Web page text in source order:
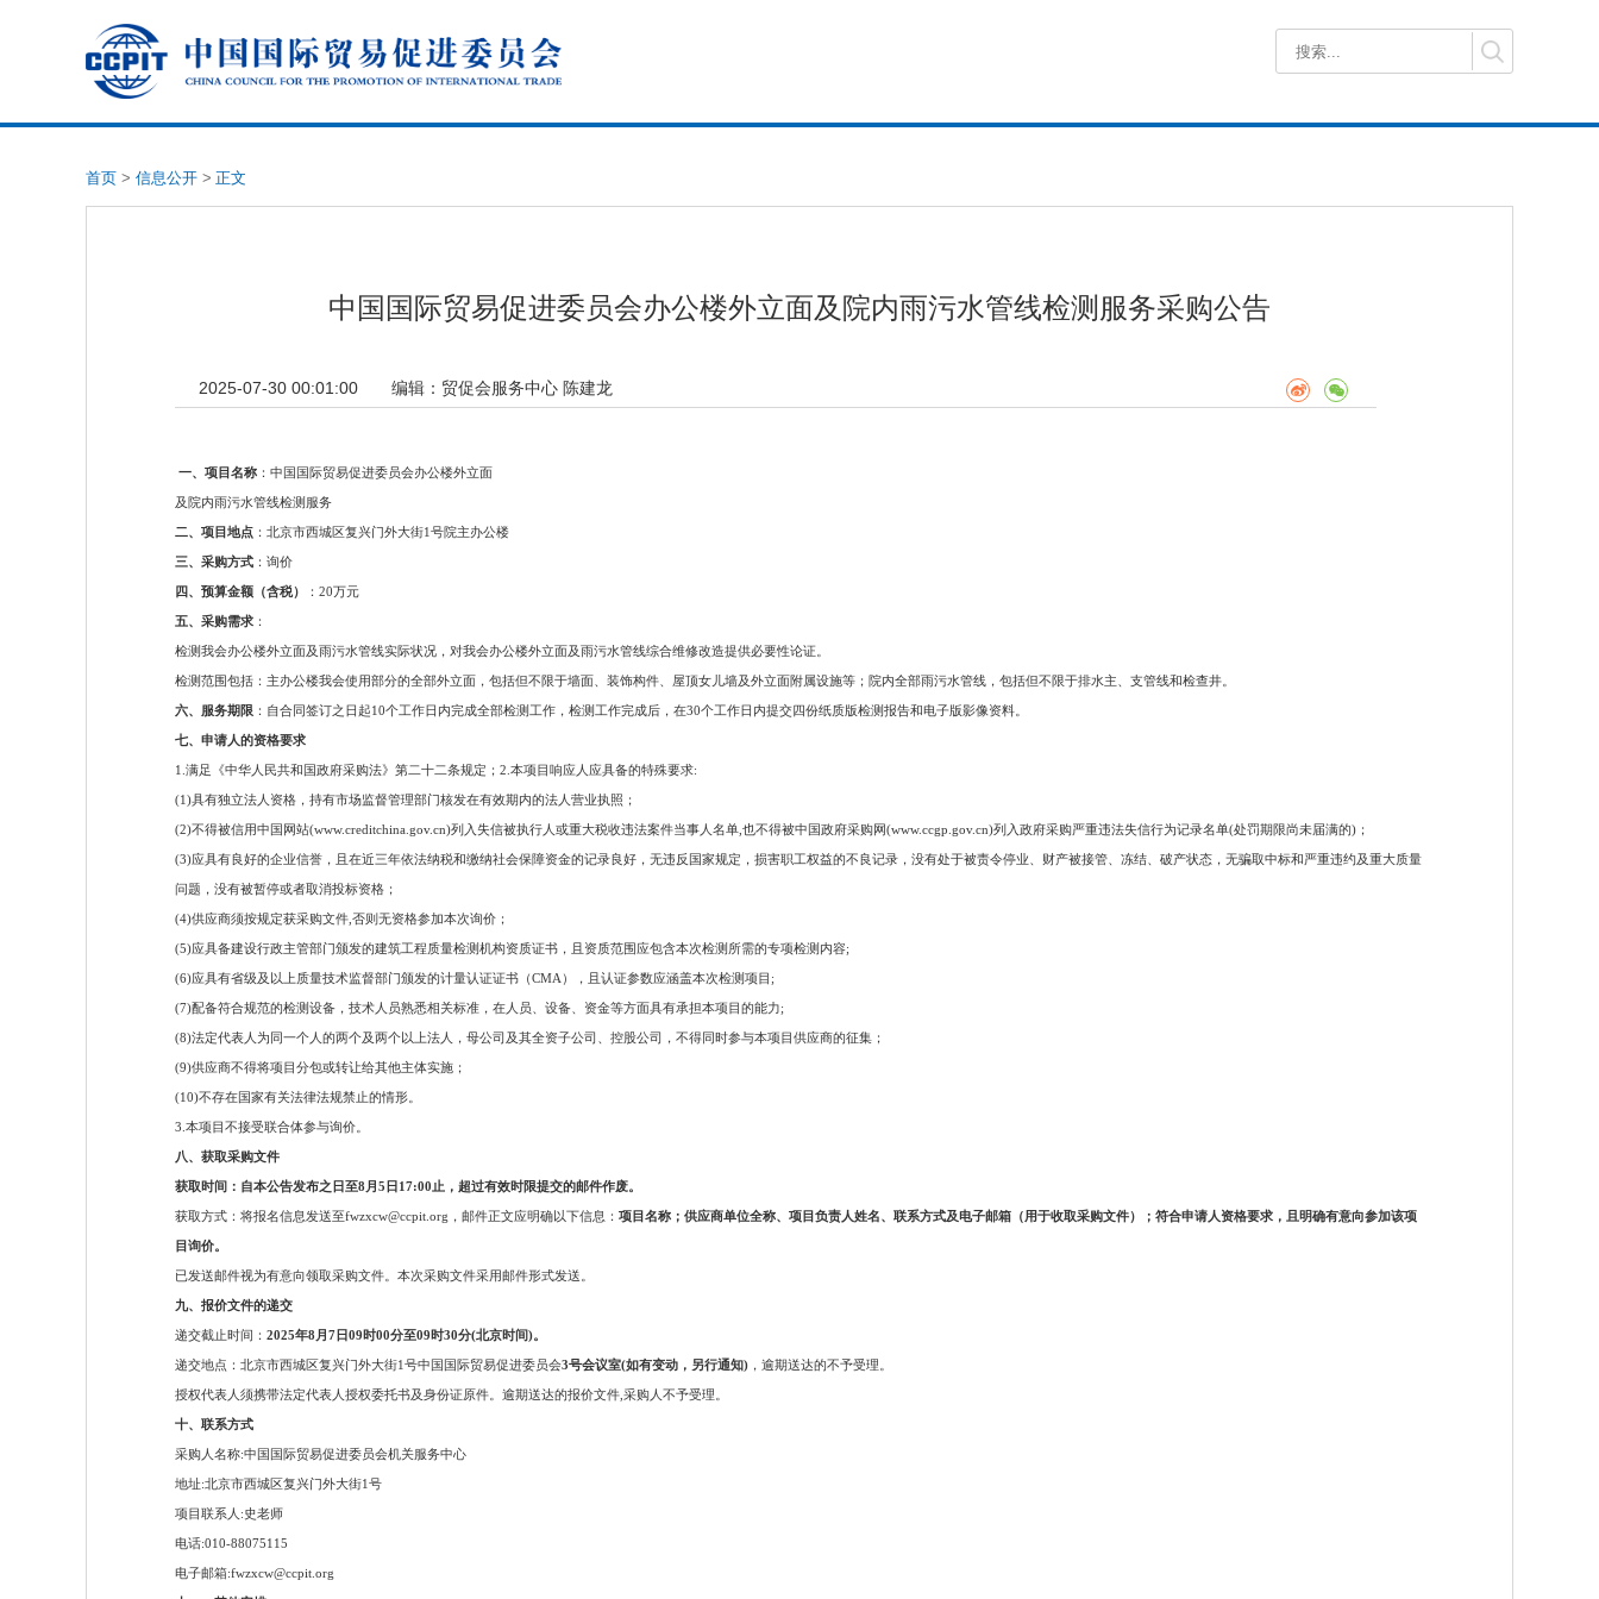
首页 > 信息公开 > 正文
中国国际贸易促进委员会办公楼外立面及院内雨污水管线检测服务采购公告
2025-07-30 00:01:00 编辑： 贸促会服务中心 陈建龙
一、项目名称 ：中国国际贸易促进委员会办公楼外立面
及院内雨污水管线检测服务
二、项目地点 ：北京市西城区复兴门外大街1号院主办公楼
三、采购方式 ：询价
四、预算金额（含税） ：20万元
五、采购需求 ：
检测我会办公楼外立面及雨污水管线实际状况，对我会办公楼外立面及雨污水管线综合维修改造提供必要性论证。
检测范围包括：主办公楼我会使用部分的全部外立面，包括但不限于墙面、装饰构件、屋顶女儿墙及外立面附属设施等；院内全部雨污水管线，包括但不限于排水主、支管线和检查井。
六、服务期限 ：自合同签订之日起10个工作日内完成全部检测工作，检测工作完成后，在30个工作日内提交四份纸质版检测报告和电子版影像资料。
七、申请人的资格要求
1.满足《中华人民共和国政府采购法》第二十二条规定；2.本项目响应人应具备的特殊要求:
(1)具有独立法人资格，持有市场监督管理部门核发在有效期内的法人营业执照；
(2)不得被信用中国网站(www.creditchina.gov.cn)列入失信被执行人或重大税收违法案件当事人名单,也不得被中国政府采购网(www.ccgp.gov.cn)列入政府采购严重违法失信行为记录名单(处罚期限尚未届满的)；
(3)应具有良好的企业信誉，且在近三年依法纳税和缴纳社会保障资金的记录良好，无违反国家规定，损害职工权益的不良记录，没有处于被责令停业、财产被接管、冻结、破产状态，无骗取中标和严重违约及重大质量
问题，没有被暂停或者取消投标资格；
(4)供应商须按规定获采购文件,否则无资格参加本次询价；
(5)应具备建设行政主管部门颁发的建筑工程质量检测机构资质证书，且资质范围应包含本次检测所需的专项检测内容;
(6)应具有省级及以上质量技术监督部门颁发的计量认证证书（CMA），且认证参数应涵盖本次检测项目;
(7)配备符合规范的检测设备，技术人员熟悉相关标准，在人员、设备、资金等方面具有承担本项目的能力;
(8)法定代表人为同一个人的两个及两个以上法人，母公司及其全资子公司、控股公司，不得同时参与本项目供应商的征集；
(9)供应商不得将项目分包或转让给其他主体实施；
(10)不存在国家有关法律法规禁止的情形。
3.本项目不接受联合体参与询价。
八、获取采购文件
获取时间：自本公告发布之日至8月5日17:00止，超过有效时限提交的邮件作废。
获取方式：将报名信息发送至fwzxcw@ccpit.org，邮件正文应明确以下信息： 项目名称；供应商单位全称、项目负责人姓名、联系方式及电子邮箱（用于收取采购文件）；符合申请人资格要求，且明确有意向参加该项
目询价。
已发送邮件视为有意向领取采购文件。本次采购文件采用邮件形式发送。
九、报价文件的递交
递交截止时间： 2025年8月7日09时00分至09时30分(北京时间)。
递交地点：北京市西城区复兴门外大街1号中国国际贸易促进委员会3号会议室(如有变动，另行通知) ，逾期送达的不予受理。
授权代表人须携带法定代表人授权委托书及身份证原件。逾期送达的报价文件,采购人不予受理。
十、联系方式
采购人名称:中国国际贸易促进委员会机关服务中心
地址:北京市西城区复兴门外大街1号
项目联系人:史老师
电话:010-88075115
电子邮箱:fwzxcw@ccpit.org